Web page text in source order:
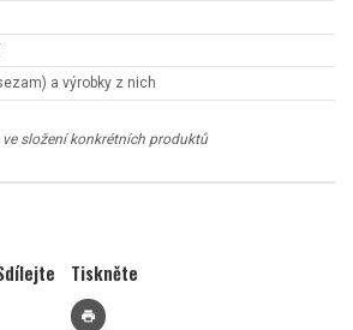
a výrobky z nich
složení konkrétních produktů
Tiskněte
print